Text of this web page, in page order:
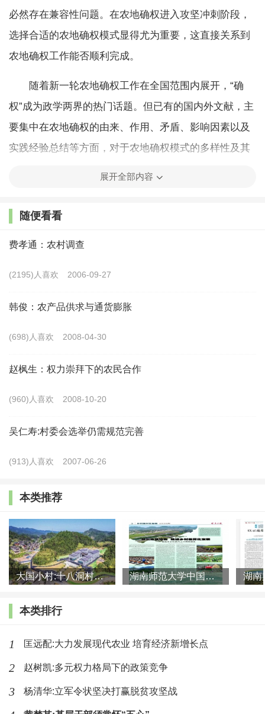
必然存在兼容性问题。在农地确权进入攻坚冲刺阶段，
选择合适的农地确权模式显得尤为重要，这直接关系到
农地确权工作能否顺利完成。
随着新一轮农地确权工作在全国范围内展开，“确
权”成为政学两界的热门话题。但已有的国内外文献，主
要集中在农地确权的由来、作用、矛盾、影响因素以及
实践经验总结等方面，对于农地确权模式的多样性及其
际执行过程中十分复杂，面临着干部群众认识不统一、
权模式生成逻辑的分析，有助于把握农地确权的内在规
律，降低农地确权成本，提高农地确权效率，加快我国
差异
新制度经济学研究中，制度环境、制度安排、初级
行动团体、次级行动团体和制度装置等构成了一项制度
之间可能合作竞争的方式，而制度装置则是行动团体所
利用的政策和手段。成功的制度安排需要通过有效的制
力度与结果，农地确权本质上是一种制度安排，而农地
确权模式则是其制度的实施装置，直接决定着农地确权
能否顺利执行。制度装置的有效性主要取决于作为经济
环境部分的基本法律制度，制度装置的选择与所处的制
度环境有关，更具体地说，是与新制度安排所规制的对
象性质有关。尤其是当产权无法清晰划定或者产权主体
之间信息不对称现象存在，致使产权无法发挥约束作用
时，制度装置的合理设置是必要而且必须的，它甚至比
国家法律更具有现实执行力，会带来更合理的制度变迁
绩效。基于上述分析，本文沿着“对象性质—制度装置—
展开全部内容
随便看看
费孝通：农村调查
(2195)人喜欢 2006-09-27
韩俊：农产品供求与通货膨胀
(698)人喜欢 2008-04-30
赵枫生：权力崇拜下的农民合作
(960)人喜欢 2008-10-20
吴仁寿:村委会选举仍需规范完善
(913)人喜欢 2007-06-26
本类推荐
大国小村:十八洞村的现代变迁是一道美丽的风景线 湖南师范大学中国乡村振兴研究院课题组:突出地域特色 推进乡村
本类排行
1 匡远配:大力发展现代农业 培育经济新增长点
2 赵树凯:多元权力格局下的政策竞争
3 杨清华:立军令状坚决打赢脱贫攻坚战